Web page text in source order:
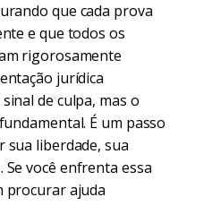
que cada prova
e que todos os
rigorosamente
jurídica
de culpa, mas o
É um passo
sua liberdade, sua
você enfrenta essa
procurar ajuda